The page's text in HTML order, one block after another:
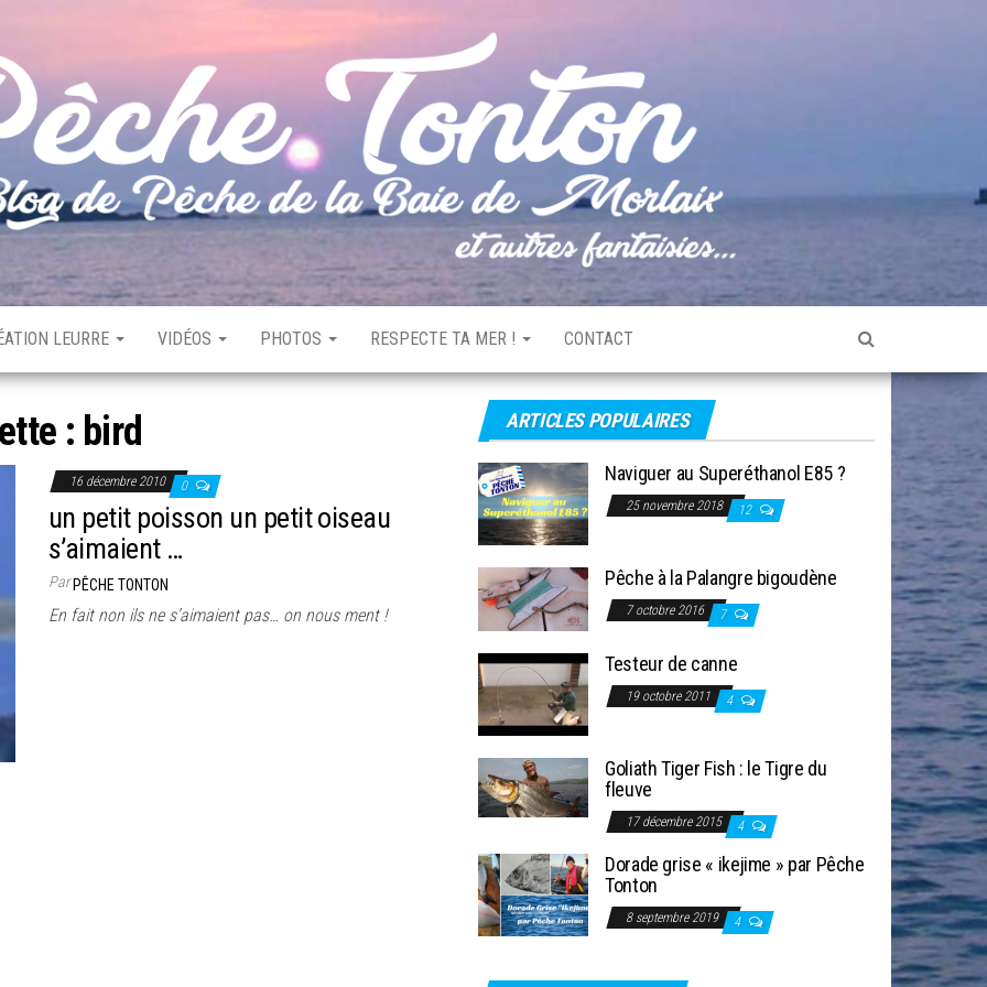
LEURRE VIDÉOS PHOTOS RESPECTE TA MER ! CONTACT
: bird
16 décembre 2010 0
un petit poisson un petit oiseau
s’aimaient …
ParPÊCHE TONTON
En fait non ils ne s’aimaient pas… on nous ment !
ARTICLES POPULAIRES
Naviguer au Superéthanol E85 ?
25 novembre 2018 12
Pêche à la Palangre bigoudène
7 octobre 2016 7
Testeur de canne
19 octobre 2011 4
Goliath Tiger Fish : le Tigre du
fleuve
17 décembre 2015 4
Dorade grise « ikejime » par Pêche
Tonton
8 septembre 2019 4